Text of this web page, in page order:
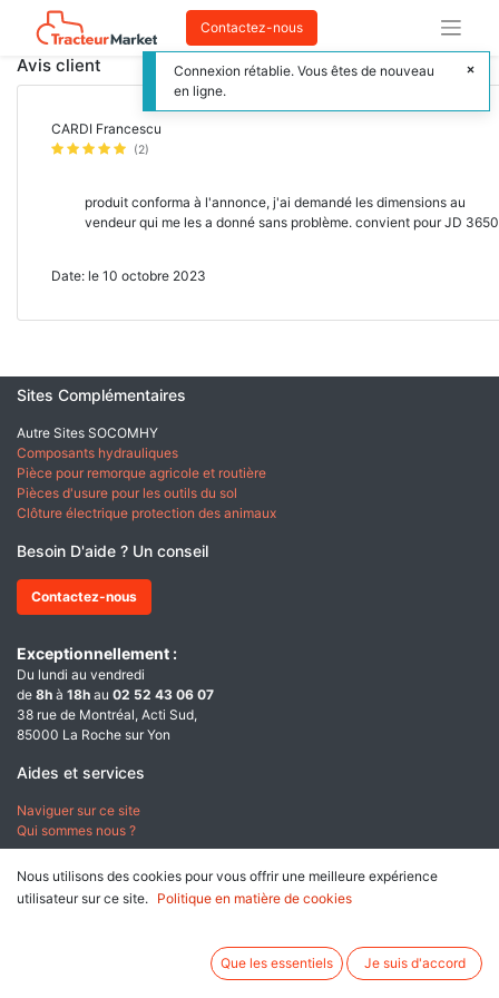
Contactez-nous
Avis client
CARDI Francescu
(2)
produit conforma à l'annonce, j'ai demandé les dimensions au
vendeur qui me les a donné sans problème. convient pour JD
Date: le 10 octobre 2023
Sites Complémentaires
Autre Sites SOCOMHY
Composants hydrauliques
Pièce pour remorque agricole et routière
Pièces d'usure pour les outils du sol
Clôture électrique protection des animaux
Besoin D'aide ? Un conseil
Contactez-nous
Exceptionnellement :
Du lundi au vendredi
de 8h à 18h au 02 52 43 06 07
38 rue de Montréal, Acti Sud,
85000 La Roche sur Yon
Aides et services
Naviguer sur ce site
Qui sommes nous ?
A propos
Conditions générales de ventes
Nous utilisons des cookies pour vous offrir une meilleure expérience
utilisateur sur ce site.
Politique en matière de cookies
Que les essentiels Je suis d'accord
Connexion rétablie. Vous êtes de nouveau
en ligne.